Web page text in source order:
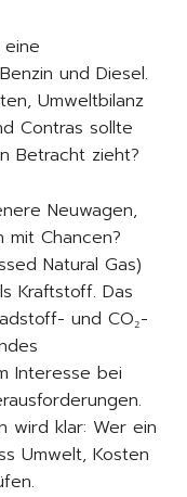
und Diesel.
Umweltbilanz
Contras sollte
Betracht zieht?
Neuwagen,
Chancen?
Natural Gas)
Kraftstoff. Das
und CO₂-
Interesse bei
wird klar: Wer ein
Umwelt, Kosten